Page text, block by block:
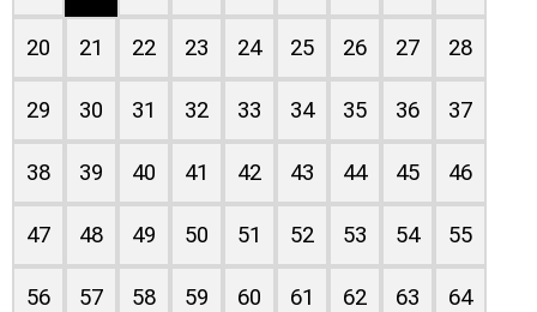
20 21 22 23 24 25 26 27 28
29 30 31 32 33 34 35 36 37
38 39 40 41 42 43 44 45 46
47 48 49 50 51 52 53 54 55
56 57 58 59 60 61 62 63 64